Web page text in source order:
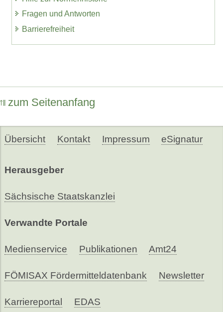
Fragen und Antworten
Barrierefreiheit
zum Seitenanfang
Übersicht Kontakt Impressum eSignatur
Herausgeber
Sächsische Staatskanzlei
Verwandte Portale
Medienservice Publikationen Amt24
FÖMISAX Fördermitteldatenbank Newsletter
Karriereportal EDAS